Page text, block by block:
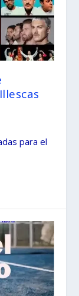
para el